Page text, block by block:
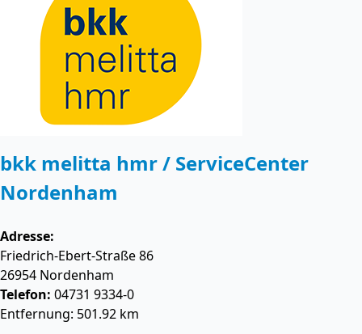
bkk melitta hmr / ServiceCenter
Nordenham
Adresse:
Friedrich-Ebert-Straße 86
26954 Nordenham
Telefon: 04731 9334-0
Entfernung: 501.92 km